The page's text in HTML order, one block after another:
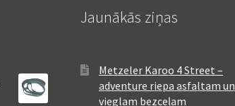
Jaunākās ziņas
Metzeler Karoo 4 Street –
adventure riepa asfaltam un
vieglam bezceļam